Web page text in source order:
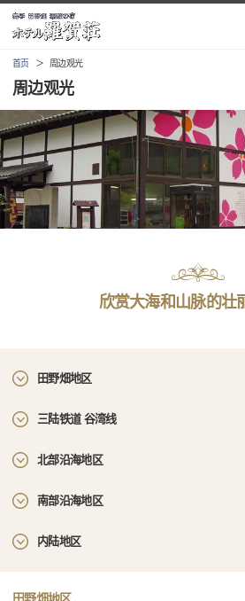
首页 周边观光
周边观光
欣赏大海和山脉的壮
田野畑地区
三陆铁道 谷湾线
北部沿海地区
南部沿海地区
内陆地区